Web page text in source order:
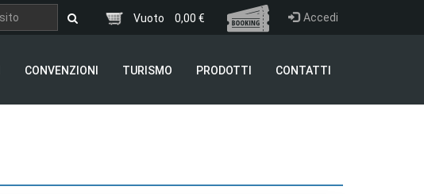
Vuoto 0,00 € Accedi
CONVENZIONI TURISMO PRODOTTI CONTATTI